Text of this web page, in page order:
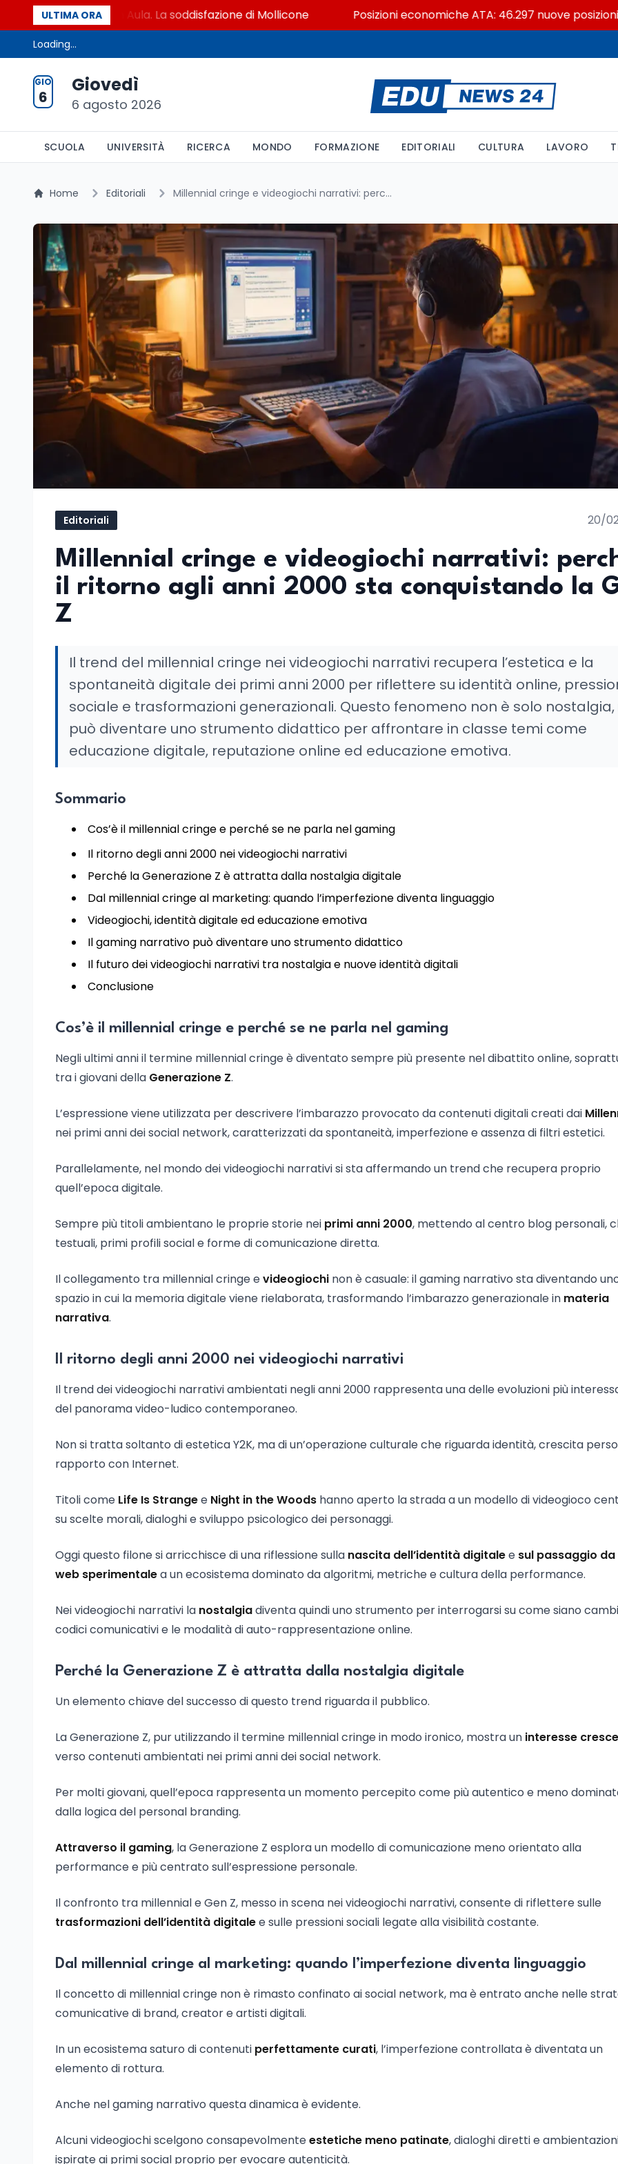
ULTIMA ORA
in Aula. La soddisfazione di Mollicone Posizioni economiche ATA: 46.297 nuove posizioni
Loading...
GIO
6
Giovedì
6 agosto 2026
SCUOLA UNIVERSITÀ RICERCA MONDO FORMAZIONE EDITORIALI CULTURA LAVORO
Home Editoriali Millennial cringe e videogiochi narrativi: perché il ritorno agli anni 2000 sta conquistando la Gen Z
Editoriali 20/
Millennial cringe e videogiochi narrativi:
il ritorno agli anni 2000 sta conquistando la
Z
Il trend del millennial cringe nei videogiochi narrativi recupera l’estetica e la
spontaneità digitale dei primi anni 2000 per riflettere su identità online,
sociale e trasformazioni generazionali. Questo fenomeno non è solo
può diventare uno strumento didattico per affrontare in classe temi come
educazione digitale, reputazione online ed educazione emotiva.
Sommario
Cos’è il millennial cringe e perché se ne parla nel gaming
Il ritorno degli anni 2000 nei videogiochi narrativi
Perché la Generazione Z è attratta dalla nostalgia digitale
Dal millennial cringe al marketing: quando l’imperfezione diventa linguaggio
Videogiochi, identità digitale ed educazione emotiva
Il gaming narrativo può diventare uno strumento didattico
Il futuro dei videogiochi narrativi tra nostalgia e nuove identità digitali
Conclusione
Cos’è il millennial cringe e perché se ne parla nel gaming
Negli ultimi anni il termine millennial cringe è diventato sempre più presente nel dibattito online,
tra i giovani della Generazione Z.
L’espressione viene utilizzata per descrivere l’imbarazzo provocato da contenuti digitali creati dai
nei primi anni dei social network, caratterizzati da spontaneità, imperfezione e assenza di filtri estetici.
Parallelamente, nel mondo dei videogiochi narrativi si sta affermando un trend che recupera proprio
quell’epoca digitale.
Sempre più titoli ambientano le proprie storie nei primi anni 2000, mettendo al centro blog personali,
testuali, primi profili social e forme di comunicazione diretta.
Il collegamento tra millennial cringe evideogiochi non è casuale: il gaming narrativo sta diventando
spazio in cui la memoria digitale viene rielaborata, trasformando l’imbarazzo generazionale in materia
narrativa.
Il ritorno degli anni 2000 nei videogiochi narrativi
Il trend dei videogiochi narrativi ambientati negli anni 2000 rappresenta una delle evoluzioni più
del panorama video-ludico contemporaneo.
Non si tratta soltanto di estetica Y2K, ma di un’operazione culturale che riguarda identità, crescita
rapporto con Internet.
Titoli come Life Is Strangee Night in the Woods hanno aperto la strada a un modello di videogioco
su scelte morali, dialoghi e sviluppo psicologico dei personaggi.
Oggi questo filone si arricchisce di una riflessione sulla nascita dell’identità digitalee sul passaggio da
web sperimentalea un ecosistema dominato da algoritmi, metriche e cultura della performance.
Nei videogiochi narrativi la nostalgiadiventa quindi uno strumento per interrogarsi su come siano
codici comunicativi e le modalità di auto-rappresentazione online.
Perché la Generazione Z è attratta dalla nostalgia digitale
Un elemento chiave del successo di questo trend riguarda il pubblico.
La Generazione Z, pur utilizzando il termine millennial cringe in modo ironico, mostra un interesse
verso contenuti ambientati nei primi anni dei social network.
Per molti giovani, quell’epoca rappresenta un momento percepito come più autentico e meno
dalla logica del personal branding.
Attraverso il gaming, la Generazione Z esplora un modello di comunicazione meno orientato alla
performance e più centrato sull’espressione personale.
Il confronto tra millennial e Gen Z, messo in scena nei videogiochi narrativi, consente di riflettere sulle
trasformazioni dell’identità digitalee sulle pressioni sociali legate alla visibilità costante.
Dal millennial cringe al marketing: quando l’imperfezione diventa linguaggio
Il concetto di millennial cringe non è rimasto confinato ai social network, ma è entrato anche nelle
comunicative di brand, creator e artisti digitali.
In un ecosistema saturo di contenuti perfettamente curati, l’imperfezione controllata è diventata un
elemento di rottura.
Anche nel gaming narrativo questa dinamica è evidente.
Alcuni videogiochi scelgono consapevolmenteestetiche meno patinate, dialoghi diretti e
ispirate ai primi social proprio per evocare autenticità.